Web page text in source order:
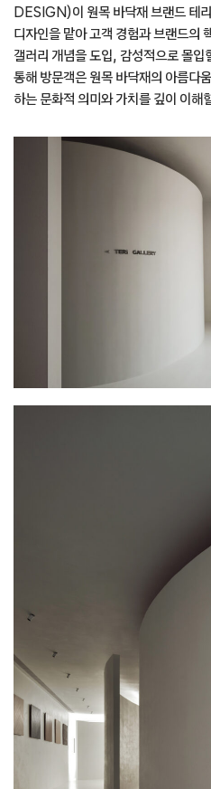
DESIGN)이 원목 바닥재 브랜드
디자인을 맡아 고객 경험과 브랜드의
갤러리 개념을 도입, 감성적으로 몰입
통해 방문객은 원목 바닥재의 아름다
하는 문화적 의미와 가치를 깊이 이해